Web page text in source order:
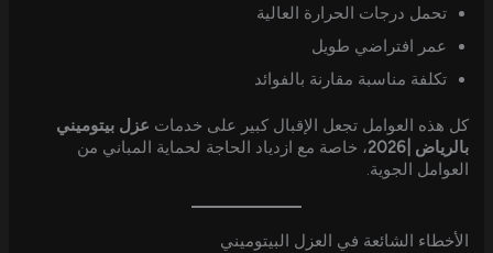
تحمل درجات الحرارة العالية
عمر افتراضي طويل
تكلفة مناسبة مقارنة بالفوائد
كل هذه العوامل تجعل الإقبال كبير على خدمات عزل بيتوميني
بالرياض |2026
، خاصة مع ازدياد الحاجة لحماية المباني من
العوامل الجوية.
الأخطاء الشائعة في العزل البيتوميني